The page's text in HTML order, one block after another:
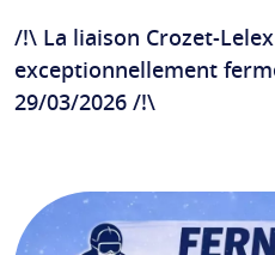
/!\ La liaison Crozet-
exceptionnellement
29/03/2026 /!\